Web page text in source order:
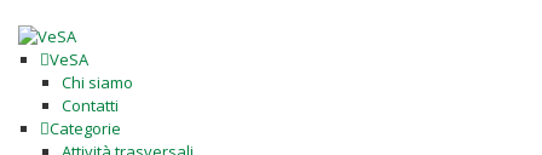
VeSA
Chi siamo
Contatti
Categorie